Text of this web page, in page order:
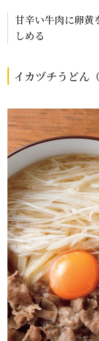
甘辛い牛肉に卵黄
しめる
イカヅチうどん